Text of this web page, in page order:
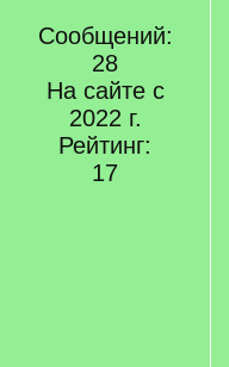
Сообщений:
28
На сайте с
2022 г.
Рейтинг:
17